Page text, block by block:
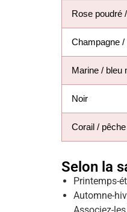
Rose poudré
Champagne /
Marine / bleu
Noir
Corail / pêche
Selon la
Printemps-
Automne-
Associez-